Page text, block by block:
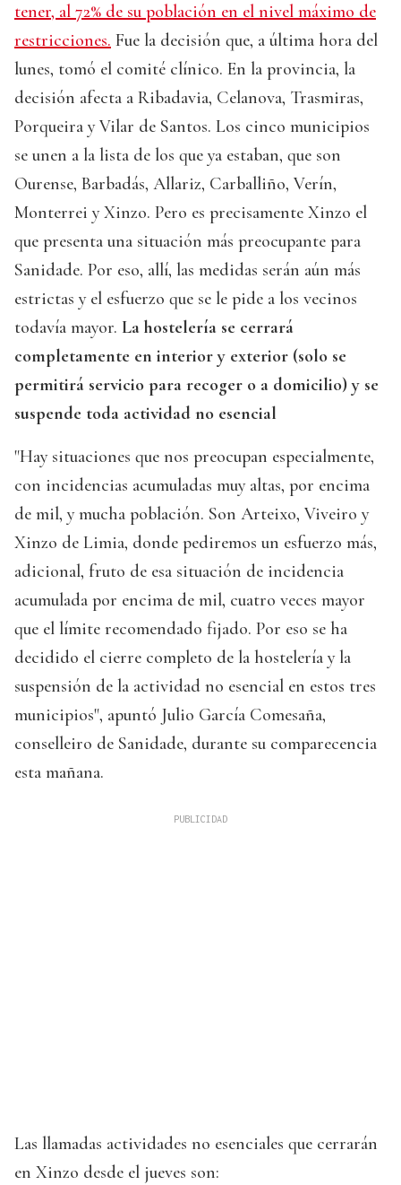
tener, al 72% de su población en el nivel máximo de
restricciones. Fue la decisión que, a última hora del
lunes, tomó el comité clínico. En la provincia, la
decisión afecta a Ribadavia, Celanova, Trasmiras,
Porqueira y Vilar de Santos. Los cinco municipios
se unen a la lista de los que ya estaban, que son
Ourense, Barbadás, Allariz, Carballiño, Verín,
Monterrei y Xinzo. Pero es precisamente Xinzo el
que presenta una situación más preocupante para
Sanidade. Por eso, allí, las medidas serán aún más
estrictas y el esfuerzo que se le pide a los vecinos
todavía mayor. La hostelería se cerrará
completamente en interior y exterior (solo se
permitirá servicio para recoger o a domicilio) y se
suspende toda actividad no esencial
"Hay situaciones que nos preocupan especialmente,
con incidencias acumuladas muy altas, por encima
de mil, y mucha población. Son Arteixo, Viveiro y
Xinzo de Limia, donde pediremos un esfuerzo más,
adicional, fruto de esa situación de incidencia
acumulada por encima de mil, cuatro veces mayor
que el límite recomendado fijado. Por eso se ha
decidido el cierre completo de la hostelería y la
suspensión de la actividad no esencial en estos tres
municipios", apuntó Julio García Comesaña,
conselleiro de Sanidade, durante su comparecencia
esta mañana.
Las llamadas actividades no esenciales que cerrarán
en Xinzo desde el jueves son: